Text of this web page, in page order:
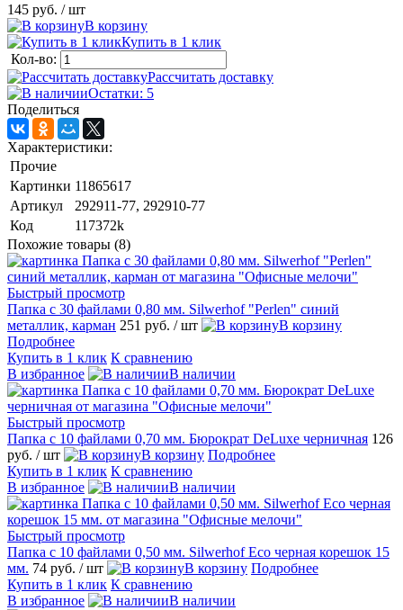
145 руб. / шт
В корзину
Купить в 1 клик
Кол-во:
Рассчитать доставку
Остатки: 5
Поделиться
Характеристики:
Прочие
Картинки 11865617
Артикул
292911-77, 292910-77
Код
117372k
Похожие товары (8)
Быстрый просмотр
Папка с 30 файлами 0,80 мм. Silwerhof "Perlen" синий
металлик, карман 251 руб. / шт
В корзину
Подробнее
Купить в 1 клик К сравнению
В избранное
В наличии
Быстрый просмотр
Папка с 10 файлами 0,70 мм. Бюрократ DeLuxe черничная 126
руб. / шт В корзину Подробнее
Купить в 1 клик К сравнению
В избранное
В наличии
Быстрый просмотр
Папка с 10 файлами 0,50 мм. Silwerhof Eco черная корешок 15
мм. 74 руб. / шт В корзину Подробнее
Купить в 1 клик К сравнению
В избранное
В наличии